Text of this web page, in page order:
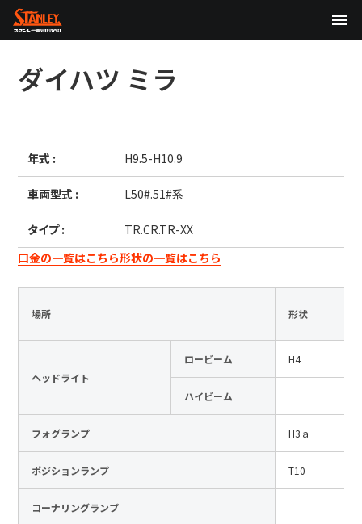
日本語 English 中文
製品検索
全て
企業情報
テクノロジー
サステナビリティ
株主・投資家情報
ニュース
ダイハツ ミラ
年式 : H9.5-H10.9
車両型式 : L50#.51#系
タイプ :
TR.CR.TR-XX
口金の一覧はこちら形状の一覧はこちら
場所 形状
ヘッドライト
ロービーム H4
ハイビーム
フォグランプ H3ａ
ポジションランプ T10
コーナリングランプ